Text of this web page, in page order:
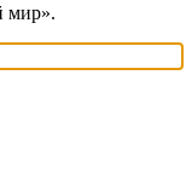
мир».